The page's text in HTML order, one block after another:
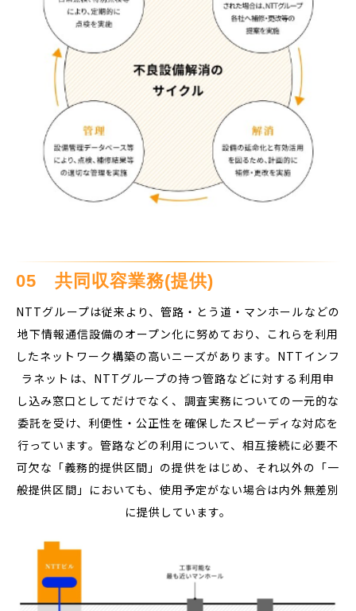
05　共同収容業務(提供)
NTTグループは従来より、管路・とう道・マンホールなどの
地下情報通信設備のオープン化に努めており、これらを利用
したネットワーク構築の高いニーズがあります。NTTインフ
ラネットは、NTTグループの持つ管路などに対する利用申
し込み窓口としてだけでなく、調査実務についての一元的な
委託を受け、利便性・公正性を確保したスピーディな対応を
行っています。管路などの利用について、相互接続に必要不
可欠な「義務的提供区間」の提供をはじめ、それ以外の「一
般提供区間」においても、使用予定がない場合は内外無差別
に提供しています。